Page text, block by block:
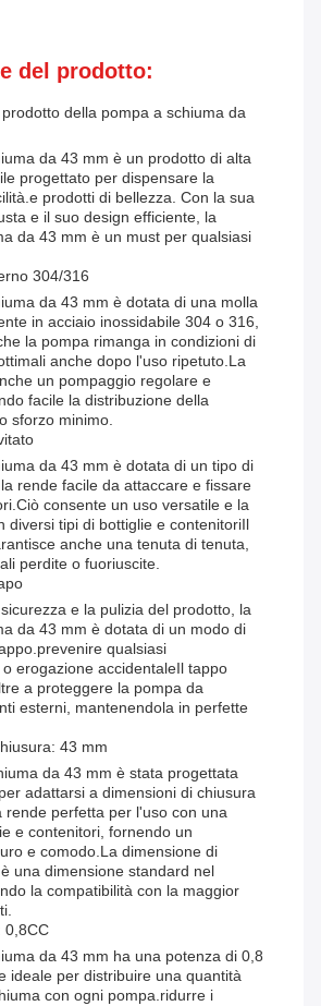
del prodotto:
della pompa a schiuma da
da 43 mm è un prodotto di alta
progettato per dispensare la
prodotti di bellezza. Con la sua
e il suo design efficiente, la
da 43 mm è un must per qualsiasi
304/316
da 43 mm è dotata di una molla
in acciaio inossidabile 304 o 316,
la pompa rimanga in condizioni di
anche dopo l'uso ripetuto.La
un pompaggio regolare e
facile la distribuzione della
sforzo minimo.
da 43 mm è dotata di un tipo di
rende facile da attaccare e fissare
consente un uso versatile e la
diversi tipi di bottiglie e contenitoriIl
anche una tenuta di tenuta,
perdite o fuoriuscite.
e la pulizia del prodotto, la
da 43 mm è dotata di un modo di
qualsiasi
erogazione accidentaleIl tappo
a proteggere la pompa da
esterni, mantenendola in perfette
43 mm
da 43 mm è stata progettata
adattarsi a dimensioni di chiusura
rende perfetta per l'uso con una
e contenitori, fornendo un
e comodo.La dimensione di
una dimensione standard nel
la compatibilità con la maggior
0,8CC
da 43 mm ha una potenza di 0,8
ideale per distribuire una quantità
con ogni pompa.ridurre i